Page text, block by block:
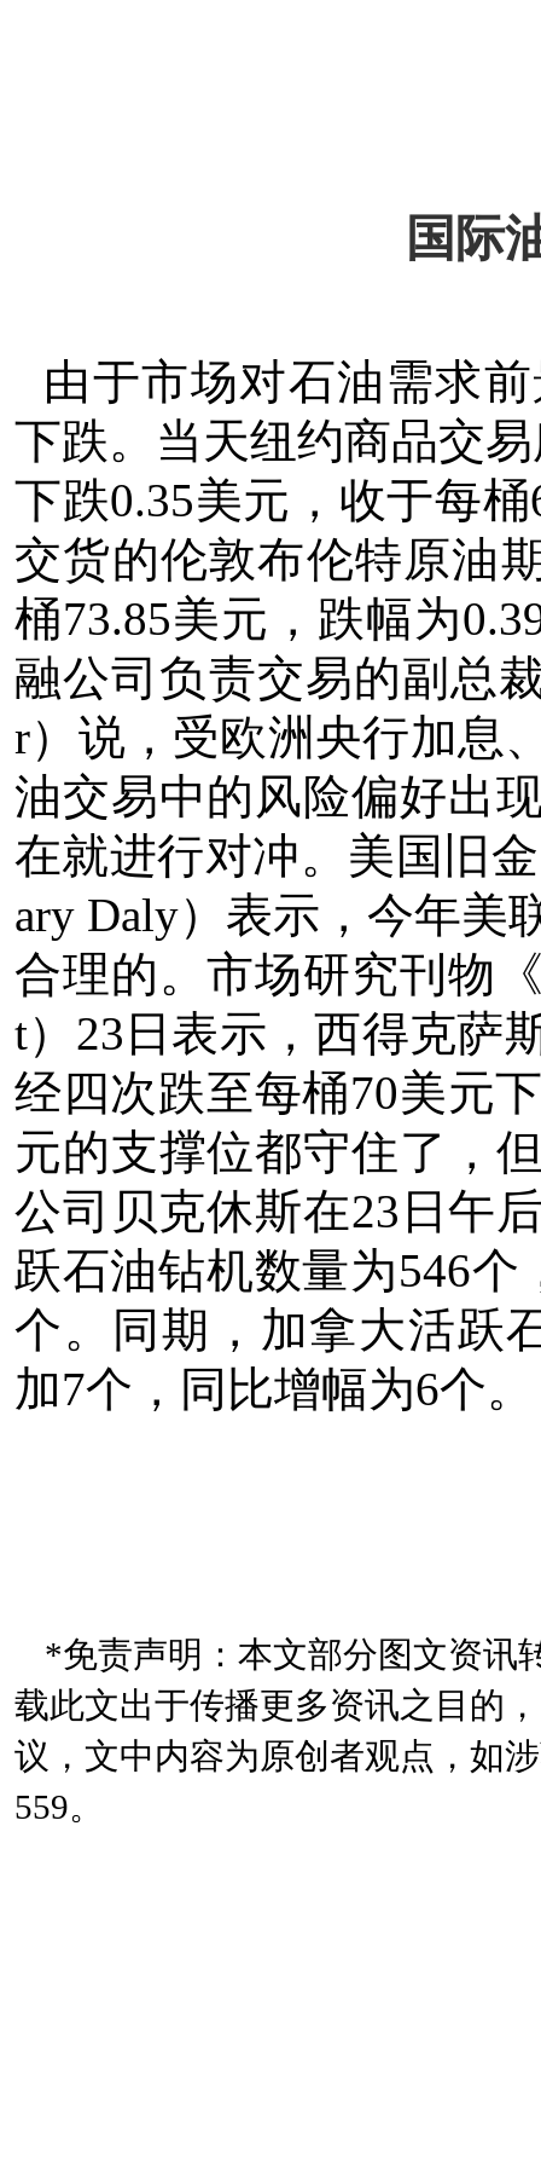
国际
由于市场对石油需求
下跌。 当天纽约商品交
下跌0.35美元，收于每
交货的伦敦布伦特原油
桶73.85美元，跌幅为
融公司负责交易的副总
r）说，受欧洲央行加息
油交易中的风险偏好出
在就进行对冲。 美国旧
ary Daly）表示，今年美
合理的。市场研究刊物
t）23日表示，西得克萨
经四次跌至每桶70美元
元的支撑位都守住了，
公司贝克休斯在23日午
跃石油钻机数量为546
个。同期，加拿大活跃
加7个，同比增幅为6个。
*免责声明：本文部分图文资讯
载此文出于传播更多资讯之目的
议，文中内容为原创者观点，如
559。